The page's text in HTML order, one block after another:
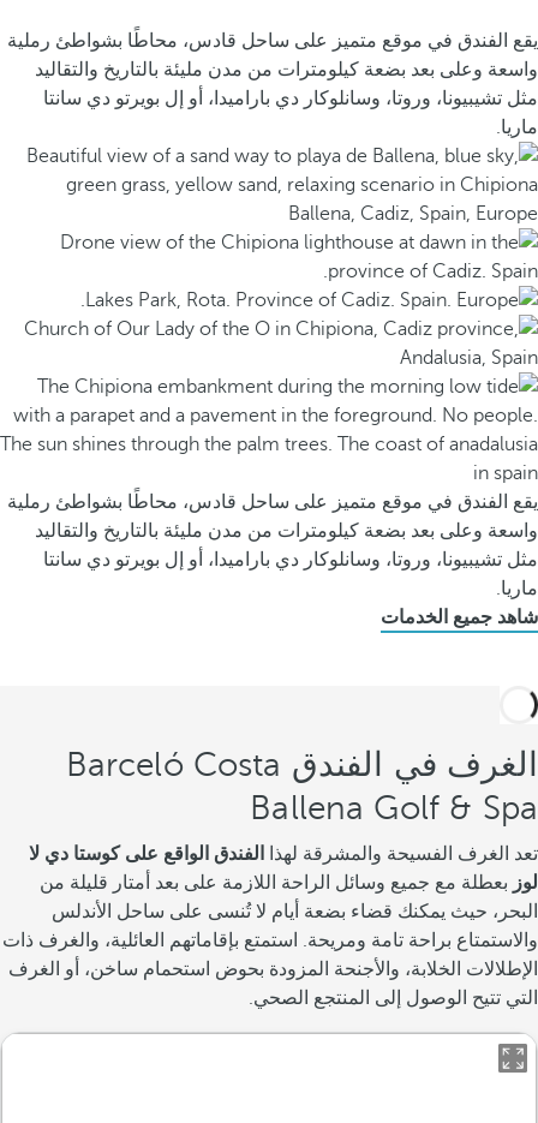
يقع الفندق في موقع متميز على ساحل قادس، محاطًا بشواطئ رملية
واسعة وعلى بعد بضعة كيلومترات من مدن مليئة بالتاريخ والتقاليد
مثل تشيبيونا، وروتا، وسانلوكار دي باراميدا، أو إل بويرتو دي سانتا
ماريا.
يقع الفندق في موقع متميز على ساحل قادس، محاطًا بشواطئ رملية
واسعة وعلى بعد بضعة كيلومترات من مدن مليئة بالتاريخ والتقاليد
مثل تشيبيونا، وروتا، وسانلوكار دي باراميدا، أو إل بويرتو دي سانتا
ماريا.
شاهد جميع الخدمات
الغرف في الفندق Barceló Costa
Ballena Golf & Spa
تعد الغرف الفسيحة والمشرقة لهذا
الفندق الواقع على كوستا دي لا
لوز بعطلة مع جميع وسائل الراحة اللازمة على بعد أمتار قليلة من
البحر، حيث يمكنك قضاء بضعة أيام لا تُنسى على ساحل الأندلس
والاستمتاع براحة تامة ومريحة. استمتع بإقاماتهم العائلية، والغرف ذات
الإطلالات الخلابة، والأجنحة المزودة بحوض استحمام ساخن، أو الغرف
التي تتيح الوصول إلى المنتجع الصحي.